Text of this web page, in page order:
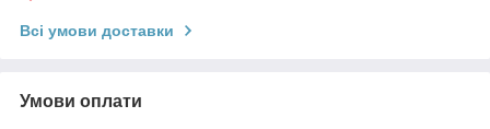
Всі умови доставки
Умови оплати